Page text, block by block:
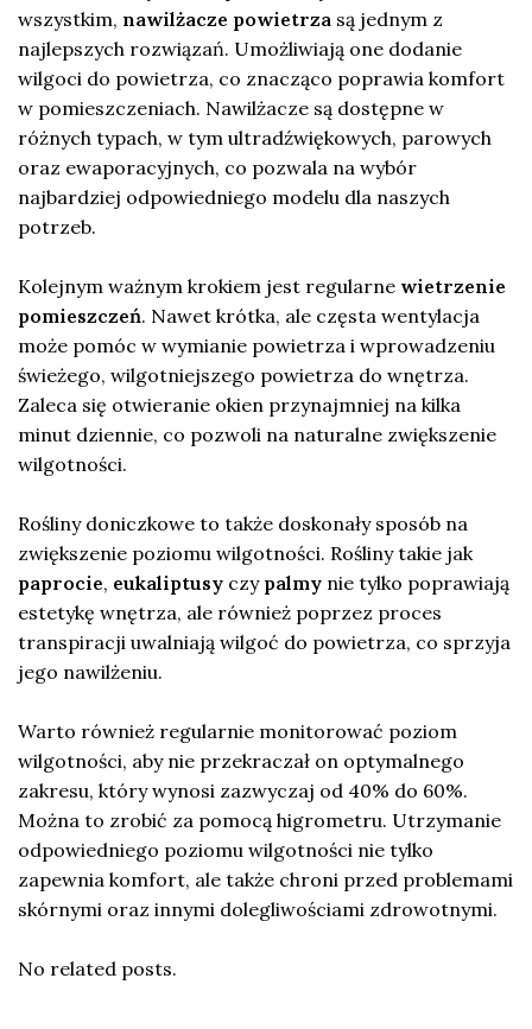
wszystkim, nawilżacze powietrza są jednym z
najlepszych rozwiązań. Umożliwiają one dodanie
wilgoci do powietrza, co znacząco poprawia komfort
w pomieszczeniach. Nawilżacze są dostępne w
różnych typach, w tym ultradźwiękowych, parowych
oraz ewaporacyjnych, co pozwala na wybór
najbardziej odpowiedniego modelu dla naszych
potrzeb.
Kolejnym ważnym krokiem jest regularne wietrzenie
pomieszczeń. Nawet krótka, ale częsta wentylacja
może pomóc w wymianie powietrza i wprowadzeniu
świeżego, wilgotniejszego powietrza do wnętrza.
Zaleca się otwieranie okien przynajmniej na kilka
minut dziennie, co pozwoli na naturalne zwiększenie
wilgotności.
Rośliny doniczkowe to także doskonały sposób na
zwiększenie poziomu wilgotności. Rośliny takie jak
paprocie, eukaliptusy czy palmy nie tylko poprawiają
estetykę wnętrza, ale również poprzez proces
transpiracji uwalniają wilgoć do powietrza, co sprzyja
jego nawilżeniu.
Warto również regularnie monitorować poziom
wilgotności, aby nie przekraczał on optymalnego
zakresu, który wynosi zazwyczaj od 40% do 60%.
Można to zrobić za pomocą higrometru. Utrzymanie
odpowiedniego poziomu wilgotności nie tylko
zapewnia komfort, ale także chroni przed problemami
skórnymi oraz innymi dolegliwościami zdrowotnymi.
No related posts.